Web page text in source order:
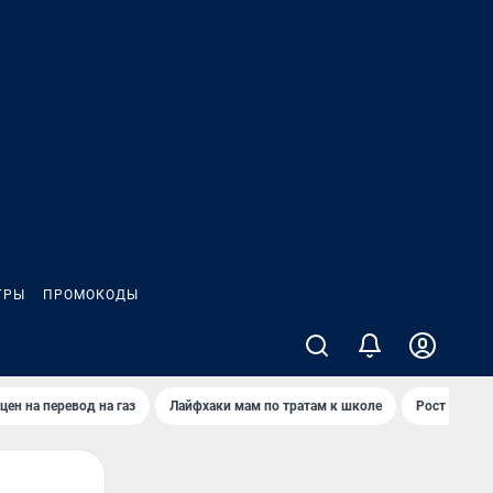
ПРОМОКОДЫ
на перевод на газ Лайфхаки мам по тратам к школе Рост цен на